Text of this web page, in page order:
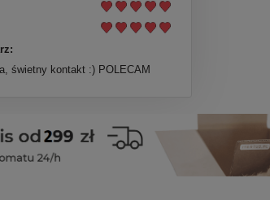
świetny kontakt :) POLECAM